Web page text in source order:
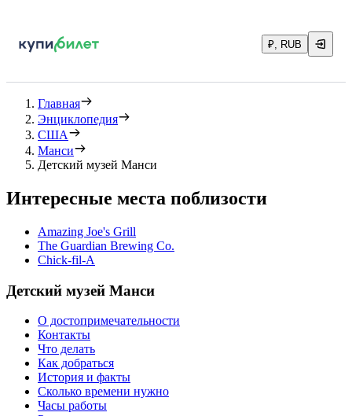
₽, RUB
Главная
Энциклопедия
США
Манси
Детский музей Манси
Интересные места поблизости
Amazing Joe's Grill
The Guardian Brewing Co.
Chick-fil-A
Детский музей Манси
О достопримечательности
Контакты
Что делать
Как добраться
История и факты
Сколько времени нужно
Часы работы